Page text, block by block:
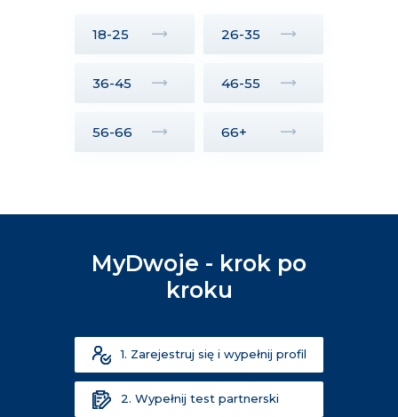
18-25 26-35
36-45 46-55
56-66 66+
MyDwoje - krok po
kroku
1. Zarejestruj się i wypełnij profil
2. Wypełnij test partnerski